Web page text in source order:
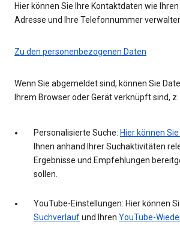
Hier können Sie Ihre Kontaktdaten wie
Adresse und Ihre Telefonnummer
Zu den personenbezogenen Daten
Wenn Sie abgemeldet sind, können Sie
Ihrem Browser oder Gerät verknüpft sind, z.
Personalisierte Suche: Hier können
Ihnen anhand Ihrer Suchaktivitäten
Ergebnisse und Empfehlungen
sollen.
YouTube-Einstellungen: Hier können
Suchverlaufund Ihren YouTube-